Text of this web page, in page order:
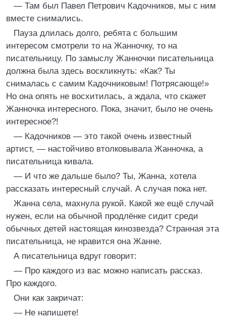
— Там был Павел Петрович Кадочников, мы с ним
вместе снимались.
Пауза длилась долго, ребята с большим
интересом смотрели то на Жанночку, то на
писательницу. По замыслу Жанночки писательница
должна была здесь воскликнуть: «Как? Ты
снималась с самим Кадочниковым! Потрясающе!»
Но она опять не восхитилась, а ждала, что скажет
Жанночка интересного. Пока, значит, было не очень
интересное?!
— Кадочников — это такой очень известный
артист, — настойчиво втолковывала Жанночка, а
писательница кивала.
— И что же дальше было? Ты, Жанна, хотела
рассказать интересный случай. А случая пока нет.
Жанна села, махнула рукой. Какой же ещё случай
нужен, если на обычной продлёнке сидит среди
обычных детей настоящая кинозвезда? Странная эта
писательница, не нравится она Жанне.
А писательница вдруг говорит:
— Про каждого из вас можно написать рассказ.
Про каждого.
Они как закричат:
— Не напишете!